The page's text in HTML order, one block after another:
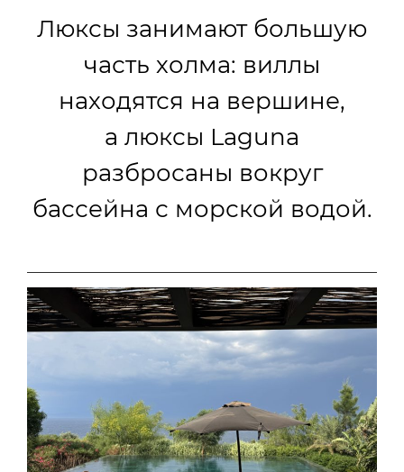
Люксы занимают большую
часть холма: виллы
находятся на вершине,
а люксы Laguna
разбросаны вокруг
бассейна с морской водой.